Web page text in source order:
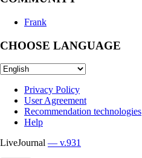
Frank
CHOOSE LANGUAGE
Privacy Policy
User Agreement
Recommendation technologies
Help
LiveJournal — v.931